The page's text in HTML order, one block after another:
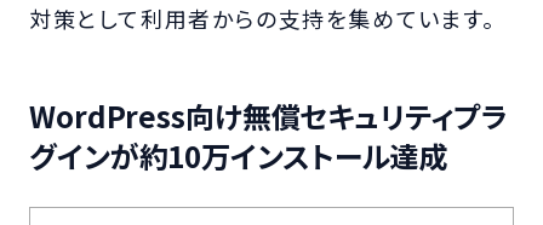
対策として利用者からの支持を集めています。
WordPress向け無償セキュリティプラ
グインが約10万インストール達成